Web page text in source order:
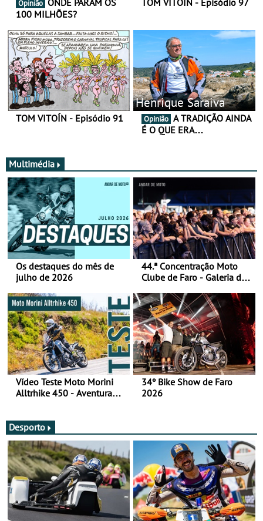
Opinião
100 MILHÕES?
TOM VITOÍN - Episódio 97
TOM VITOÍN - Episódio 91
Henrique Saraiva
Opinião
É O QUE ERA…
Multimédia
Os destaques do mês de
julho de 2026
44.ª Concentração Moto
Clube de Faro - Galeria de
Vídeo Teste Moto Morini
Alltrhike 450 - Aventura
34º Bike Show de Faro
2026
Desporto